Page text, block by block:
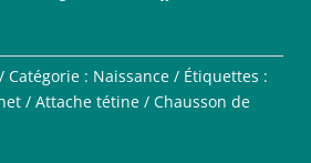
Catégorie : Naissance
Étiquettes :
/ Attache tétine / Chausson de